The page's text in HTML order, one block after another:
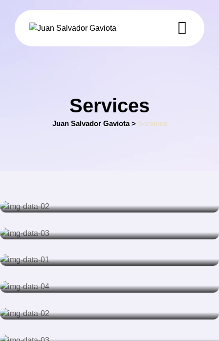
Services
Juan Salvador Gaviota> Services
Professional Teachers
Education Program
FITNESS
All in One Place Together
Easy To Learn
Sport Program